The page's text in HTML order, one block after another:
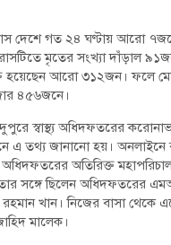
দেশে গত ২৪ ঘণ্টায় আরো
মৃতের সংখ্যা দাঁড়াল
হয়েছেন আরো ৩১২জন। ফলে
৪৫৬জনে।
স্বাস্থ্য অধিদফতরের
এ তথ্য জানানো হয়। অনলাইনে
অধিদফতরের অতিরিক্ত
তার সঙ্গে ছিলেন অধিদফতরের
রহমান খান। নিজের বাসা থেকে
মালেক।